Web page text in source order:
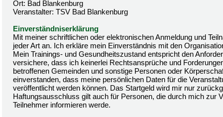
Ort: Bad Blankenburg
Veranstalter: TSV Bad Blankenburg
Einverständniserklärung
Mit meiner schriftlichen oder elektronischen Anmeldung und
jeder Art an. Ich erkläre mein Einverständnis mit den
Mein Trainings- und Gesundheitszustand entspricht den
versichere, dass ich keinerlei Rechtsansprüche und
betroffenen Gemeinden und sonstige Personen oder
einverstanden, dass meine persönlichen Daten für die
veröffentlicht werden können. Das Startgeld wird mir nur
Haftungsausschluss gilt auch für Personen, die durch mich zur
Teilnehmer informieren werde.